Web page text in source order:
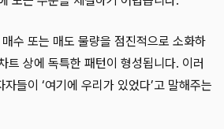
수 또는 매도 물량을 점진적으로 소화하
트 상에 독특한 패턴이 형성됩니다. 이러
들이 ‘여기에 우리가 있었다’고 말해주는